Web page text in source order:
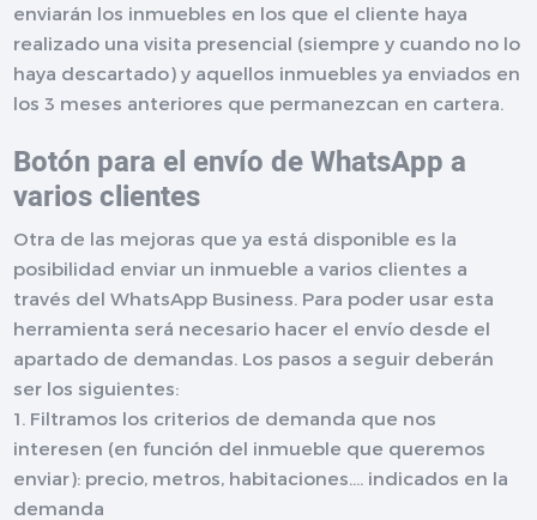
enviarán los inmuebles en los que el cliente haya
realizado una visita presencial (siempre y cuando no lo
haya descartado) y aquellos inmuebles ya enviados en
los 3 meses anteriores que permanezcan en cartera.
Botón para el envío de WhatsApp a
varios clientes
Otra de las mejoras que ya está disponible es la
posibilidad enviar un inmueble a varios clientes a
través del WhatsApp Business. Para poder usar esta
herramienta será necesario hacer el envío desde el
apartado de demandas. Los pasos a seguir deberán
ser los siguientes:
1. Filtramos los criterios de demanda que nos
interesen (en función del inmueble que queremos
enviar): precio, metros, habitaciones.... indicados en la
demanda